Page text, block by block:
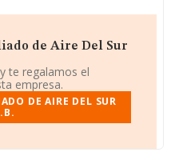
de Aire Del Sur
te regalamos el
empresa.
DE AIRE DEL SUR